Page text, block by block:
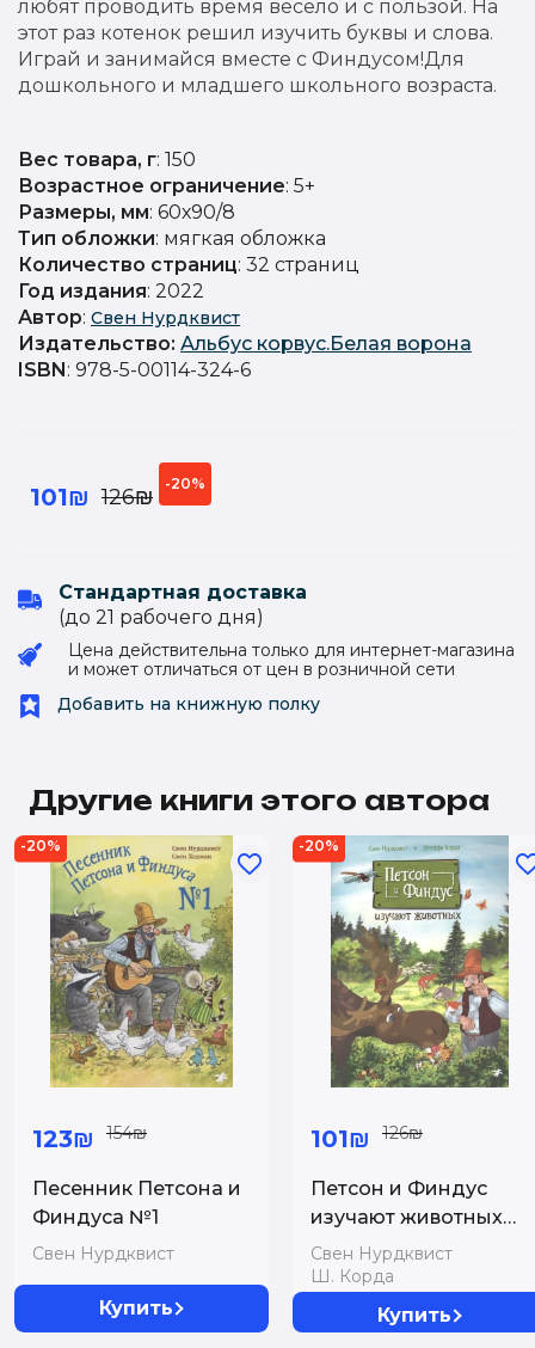
любят проводить время весело и с пользой. На
этот раз котенок решил изучить буквы и слова.
Играй и занимайся вместе с Финдусом!Для
дошкольного и младшего школьного возраста.
Вес товара, г: 150
Возрастное ограничение: 5+
Размеры, мм: 60х90/8
Тип обложки: мягкая обложка
Количество страниц: 32 страниц
Год издания: 2022
Автор: Свен Нурдквист
Издательство: Альбус корвус.Белая ворона
ISBN : 978-5-00114-324-6
101₪ 126₪
-20%
Стандартная доставка
(до 21 рабочего дня)
Цена действительна только для интернет-магазина
и может отличаться от цен в розничной сети
Добавить на книжную полку
Другие книги этого автора
-20%
123₪ 154₪
Песенник Петсона и
Финдуса №1
Свен Нурдквист
Купить
-20%
101₪ 126₪
Петсон и Финдус
изучают животных
(м/о)
Свен Нурдквист
Ш. Корда
Купить